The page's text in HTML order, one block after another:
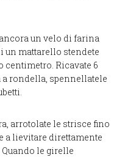
un velo di farina
un mattarello stendete
centimetro. Ricavate 6
rondella, spennellatele
arrotolate le strisce fino
a lievitare direttamente
le girelle